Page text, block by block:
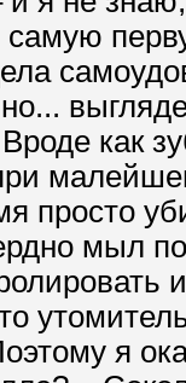
как
просто
мыл
я